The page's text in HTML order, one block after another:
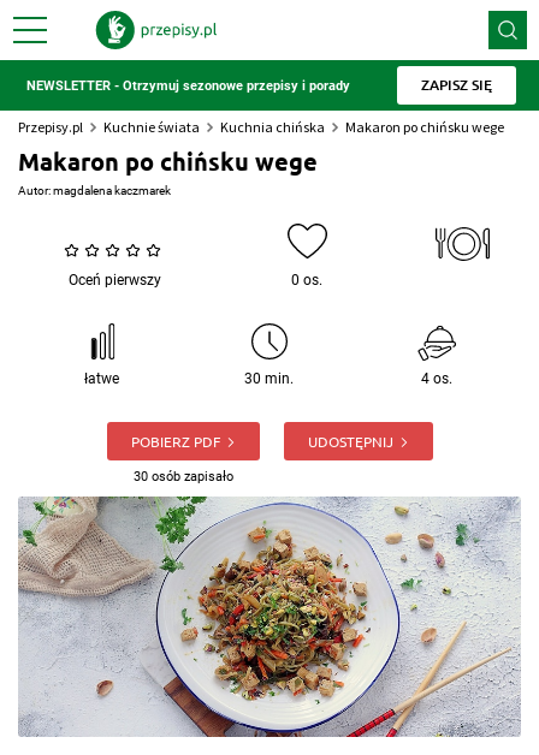
NEWSLETTER - Otrzymuj sezonowe przepisy i porady ZAPISZ SIĘ
Przepisy.pl Kuchnie świata Kuchnia chińska Makaron po chińsku wege
Makaron po chińsku wege
Autor:magdalena kaczmarek
Oceń pierwszy 0 os.
łatwe 30 min. 4 os.
POBIERZ PDF
30 osób zapisało
UDOSTĘPNIJ